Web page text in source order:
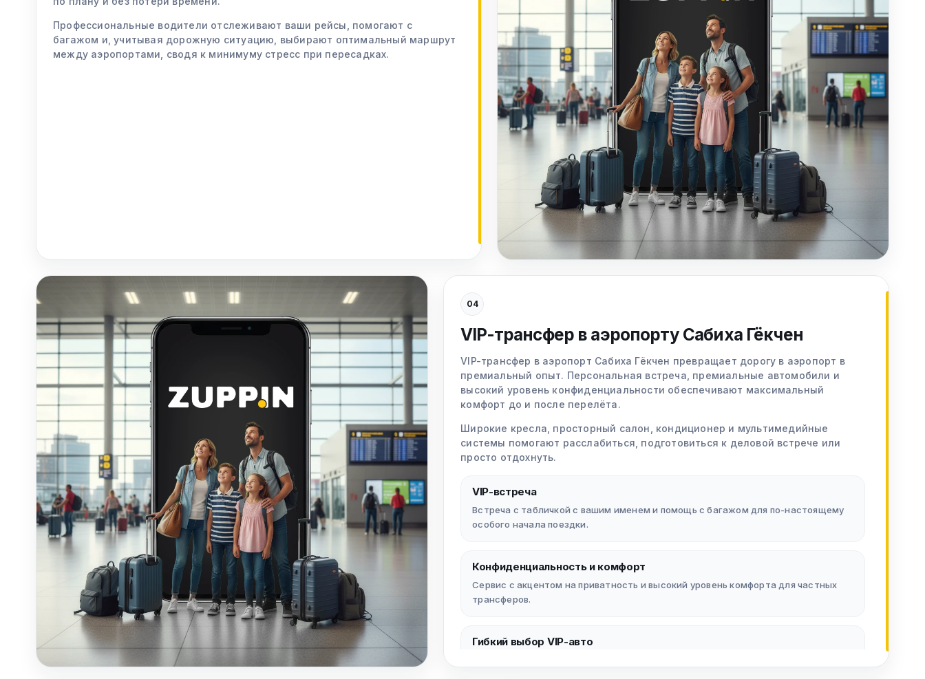
Получите мгновенное предложение и подтвердите бронирование в несколько
шагов через приложение или веб-сайт.
Профессиональные водители отслеживают ваши рейсы, помогают с
багажом и, учитывая дорожную ситуацию, выбирают оптимальный маршрут
между аэропортами, сводя к минимуму стресс при пересадках.
04
VIP-трансфер в аэропорту Сабиха Гёкчен
VIP-трансфер в аэропорт Сабиха Гёкчен превращает дорогу в аэропорт в
премиальный опыт. Персональная встреча, премиальные автомобили и
высокий уровень конфиденциальности обеспечивают максимальный
комфорт до и после перелёта.
Широкие кресла, просторный салон, кондиционер и мультимедийные
системы помогают расслабиться, подготовиться к деловой встрече или
просто отдохнуть.
VIP-встреча
Встреча с табличкой с вашим именем и помощь с багажом для по-настоящему
особого начала поездки.
Конфиденциальность и комфорт
Сервис с акцентом на приватность и высокий уровень комфорта для частных
трансферов.
Гибкий выбор VIP-авто